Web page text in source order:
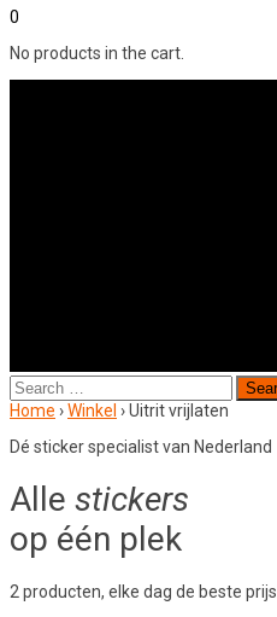
0
No products in the cart.
Search
for:
Home ›Winkel ›Uitrit vrijlaten
Dé sticker specialist van Nederland
Alle stickers
op één plek
2 producten, elke dag de beste prijs.